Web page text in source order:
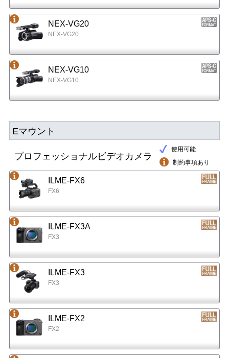
NEX-VG20
NEX-VG20
NEX-VG10
NEX-VG10
Eマウント
使用可能
制約事項あり
プロフェッショナルビデオカメラ
ILME-FX6
FX6
ILME-FX3A
FX3
ILME-FX3
FX3
ILME-FX2
FX2